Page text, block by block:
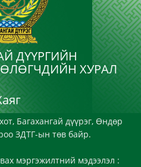
ДҮҮРГИЙН
ХУРАЛ
Багахангай дүүрэг, Өндөр
ЗДТГ-ын төв байр.
мэргэжилтний мэдээлэл :